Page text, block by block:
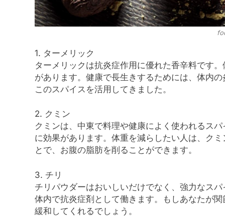
1. ターメリック
ターメリックは抗炎症作用に優れた香辛料です
があります。健康で長生きするためには、体内
このスパイスを活用してきました。
2. クミン
クミンは、中東で料理や健康によく使われるス
に効果があります。体重を減らしたい人は、ク
とで、お腹の脂肪を削ることができます。
3. チリ
チリパウダーはおいしいだけでなく、強力なス
体内で抗炎症剤として働きます。もしあなたが
緩和してくれるでしょう。